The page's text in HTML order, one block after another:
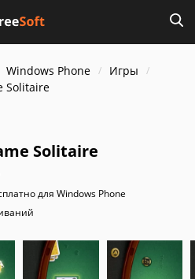
Windows Phone
Игры
Solitaire
Solitaire
для Windows Phone